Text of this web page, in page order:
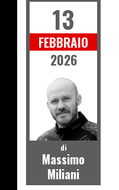
13
FEBBRAIO
2026
di
Massimo
Miliani